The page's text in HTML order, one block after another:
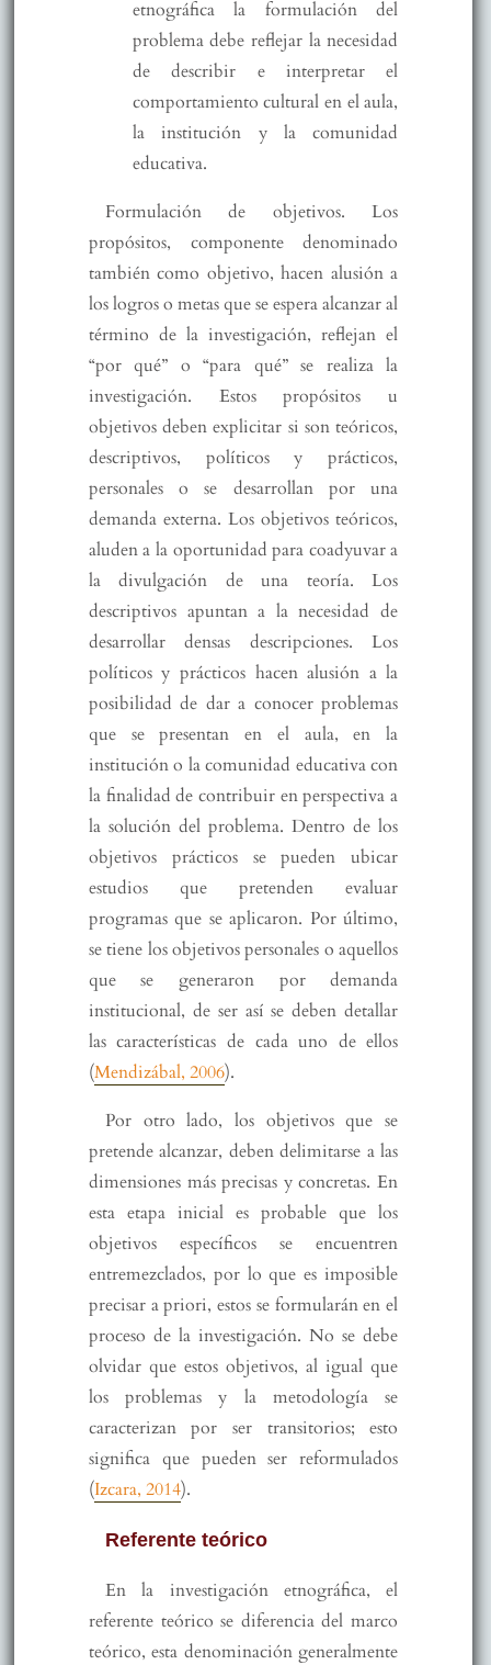
etnográfica la formulación del
problema debe reflejar la necesidad
de describir e interpretar el
comportamiento cultural en el aula,
la institución y la comunidad
educativa.
Formulación de objetivos. Los
propósitos, componente denominado
también como objetivo, hacen alusión a
los logros o metas que se espera alcanzar al
término de la investigación, reflejan el
“por qué” o “para qué” se realiza la
investigación. Estos propósitos u
objetivos deben explicitar si son teóricos,
descriptivos, políticos y prácticos,
personales o se desarrollan por una
demanda externa. Los objetivos teóricos,
aluden a la oportunidad para coadyuvar a
la divulgación de una teoría. Los
descriptivos apuntan a la necesidad de
desarrollar densas descripciones. Los
políticos y prácticos hacen alusión a la
posibilidad de dar a conocer problemas
que se presentan en el aula, en la
institución o la comunidad educativa con
la finalidad de contribuir en perspectiva a
la solución del problema. Dentro de los
objetivos prácticos se pueden ubicar
estudios que pretenden evaluar
programas que se aplicaron. Por último,
se tiene los objetivos personales o aquellos
que se generaron por demanda
institucional, de ser así se deben detallar
las características de cada uno de ellos
(Mendizábal, 2006).
Por otro lado, los objetivos que se
pretende alcanzar, deben delimitarse a las
dimensiones más precisas y concretas. En
esta etapa inicial es probable que los
objetivos específicos se encuentren
entremezclados, por lo que es imposible
precisar a priori, estos se formularán en el
proceso de la investigación. No se debe
olvidar que estos objetivos, al igual que
los problemas y la metodología se
caracterizan por ser transitorios; esto
significa que pueden ser reformulados
(Izcara, 2014).
Referente teórico
En la investigación etnográfica, el
referente teórico se diferencia del marco
teórico, esta denominación generalmente